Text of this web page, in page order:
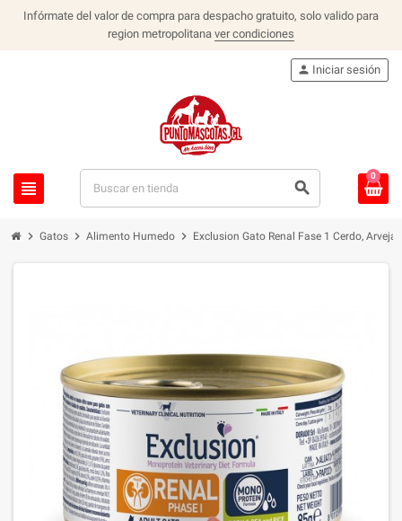
Infórmate del valor de compra para despacho gratuito, solo valido para
region metropolitana ver condiciones
view_headline search
person Iniciar sesión
0
chevron_right Gatos chevron_right Alimento Humedo chevron_right Exclusion Gato Renal Fase 1 Cerdo,